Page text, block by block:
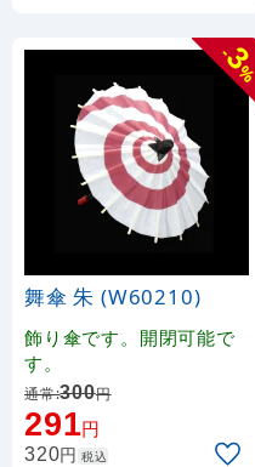
-
3
%
舞傘 朱 (W60210)
飾り傘です。開閉可能で
す。
通常:300円
291円
320円 税込